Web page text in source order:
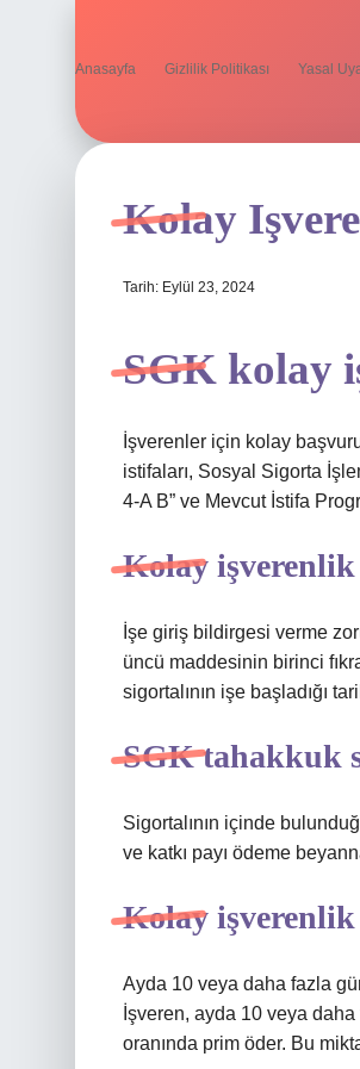
Anasayfa Gizlilik Politikası Yasal
Kolay
Tarih: Eylül 23, 2024
SGK kolay
İşverenler için kolay
istifaları, Sosyal Sigorta
4-A B” ve Mevcut İstifa
Kolay
İşe giriş bildirgesi verme
üncü maddesinin birinci
sigortalının işe başladığı
SGK tahakkuk
Sigortalının içinde
ve katkı payı ödeme
Kolay
Ayda 10 veya daha fazla
İşveren, ayda 10 veya
oranında prim öder. Bu